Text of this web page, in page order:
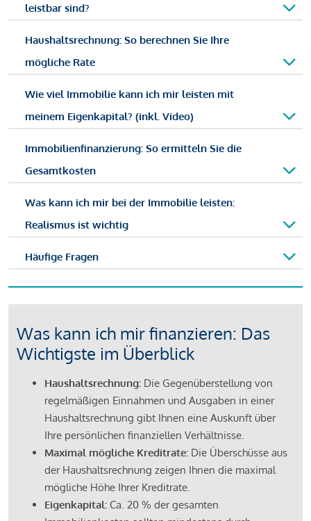
leistbar sind?
Haushaltsrechnung: So berechnen Sie Ihre
mögliche Rate
Wie viel Immobilie kann ich mir leisten mit
meinem Eigenkapital? (inkl. Video)
Immobilienfinanzierung: So ermitteln Sie die
Gesamtkosten
Was kann ich mir bei der Immobilie leisten:
Realismus ist wichtig
Häufige Fragen
Was kann ich mir finanzieren: Das
Wichtigste im Überblick
Haushaltsrechnung: Die Gegenüberstellung von
regelmäßigen Einnahmen und Ausgaben in einer
Haushaltsrechnung gibt Ihnen eine Auskunft über
Ihre persönlichen finanziellen Verhältnisse.
Maximal mögliche Kreditrate: Die Überschüsse aus
der Haushaltsrechnung zeigen Ihnen die maximal
mögliche Höhe Ihrer Kreditrate.
Eigenkapital: Ca. 20 % der gesamten